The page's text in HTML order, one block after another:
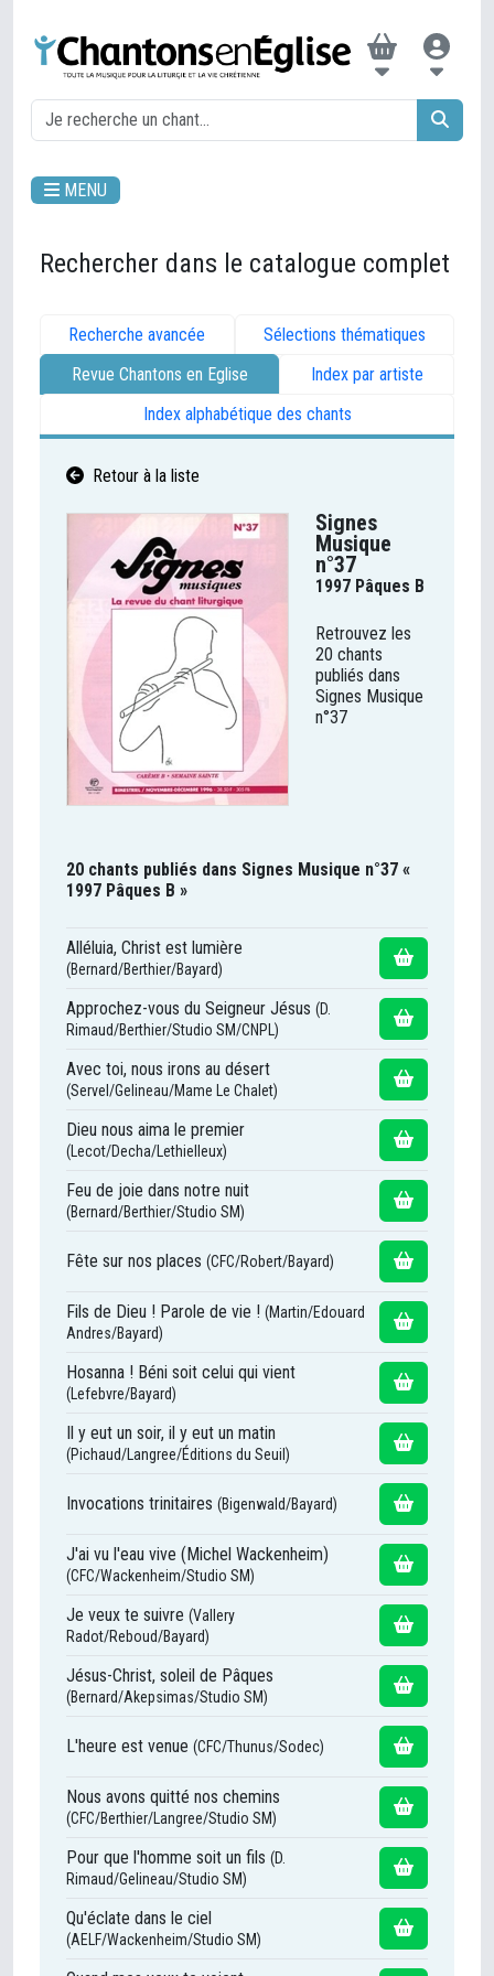
MENU
Rechercher dans le catalogue complet
Recherche avancée
Sélections thématiques
Revue Chantons en Eglise
Index par artiste
Index alphabétique des chants
Retour à la liste
Signes
Musique
n°37
1997 Pâques B
Retrouvez les
20 chants
publiés dans
Signes Musique
n°37
20 chants publiés dans Signes Musique n°37 «
1997 Pâques B »
Alléluia, Christ est lumière
(Bernard/Berthier/Bayard)
Approchez-vous du Seigneur Jésus (D.
Rimaud/Berthier/Studio SM/CNPL)
Avec toi, nous irons au désert
(Servel/Gelineau/Mame Le Chalet)
Dieu nous aima le premier
(Lecot/Decha/Lethielleux)
Feu de joie dans notre nuit
(Bernard/Berthier/Studio SM)
Fête sur nos places (CFC/Robert/Bayard)
Fils de Dieu ! Parole de vie ! (Martin/Edouard
Andres/Bayard)
Hosanna ! Béni soit celui qui vient
(Lefebvre/Bayard)
Il y eut un soir, il y eut un matin
(Pichaud/Langree/Éditions du Seuil)
Invocations trinitaires (Bigenwald/Bayard)
J'ai vu l'eau vive (Michel Wackenheim)
(CFC/Wackenheim/Studio SM)
Je veux te suivre (Vallery
Radot/Reboud/Bayard)
Jésus-Christ, soleil de Pâques
(Bernard/Akepsimas/Studio SM)
L'heure est venue (CFC/Thunus/Sodec)
Nous avons quitté nos chemins
(CFC/Berthier/Langree/Studio SM)
Pour que l'homme soit un fils (D.
Rimaud/Gelineau/Studio SM)
Qu'éclate dans le ciel
(AELF/Wackenheim/Studio SM)